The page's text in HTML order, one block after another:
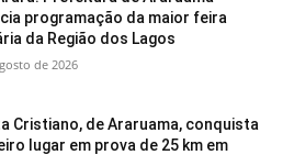
programação da maior feira
da Região dos Lagos
de 2026
Cristiano, de Araruama, conquista
lugar em prova de 25 km em